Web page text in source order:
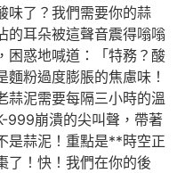
味了？我們需要你的蒜
的耳朵被這聲音震得嗡嗡
困惑地喊道：「特務？酸
粉過度膨脹的焦慮味！
蒜泥需要每隔三小時的溫
999崩潰的尖叫聲，帶著
是蒜泥！重點是**時空正
了！快！我們在你的後